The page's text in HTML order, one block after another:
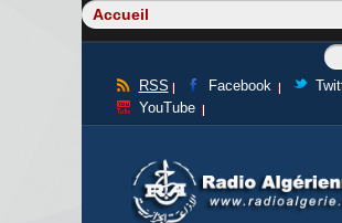
RSS Facebook
YouTube